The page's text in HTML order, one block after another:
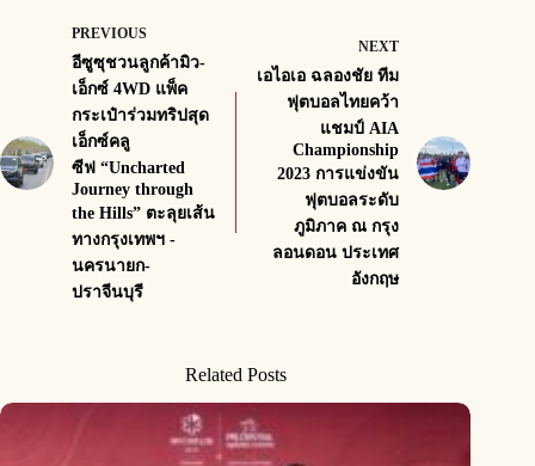
PREVIOUS
อีซูซุชวนลูกค้ามิว-
เอ็กซ์ 4WD แพ็ค
กระเป๋าร่วมทริปสุด
เอ็กซ์คลู
ซีฟ “Uncharted
Journey through
the Hills” ตะลุยเส้น
ทางกรุงเทพฯ -
นครนายก-
ปราจีนบุรี
NEXT
เอไอเอ ฉลองชัย ทีม
ฟุตบอลไทยคว้า
แชมป์ AIA
Championship
2023 การแข่งขัน
ฟุตบอลระดับ
ภูมิภาค ณ กรุง
ลอนดอน ประเทศ
อังกฤษ
Related Posts